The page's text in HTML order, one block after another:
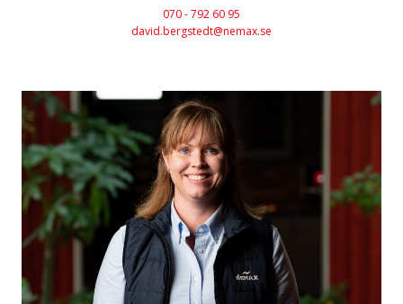
070 - 792 60 95
david.bergstedt@nemax.se